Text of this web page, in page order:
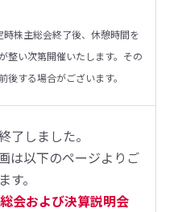
株主総会終了後、休憩時間を
整い次第開催いたします。その
後する場合がございます。
了しました。
は以下のページよりご
す。
会および決算説明会